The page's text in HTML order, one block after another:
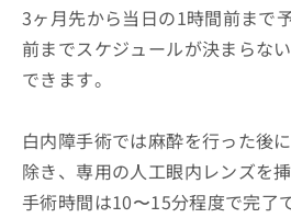
3ヶ月先から当日の1時間前まで
前までスケジュールが決まらな
できます。
白内障手術では麻酔を行った後
除き、専用の人工眼内レンズを挿
手術時間は10〜15分程度で完了